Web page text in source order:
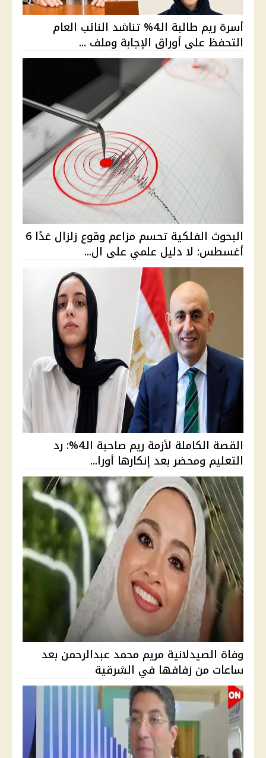
أسرة ريم طالبة الـ4% تناشد النائب العام
التحفظ على أوراق الإجابة وملف ...
البحوث الفلكية تحسم مزاعم وقوع زلزال غدًا 6
أغسطس: لا دليل علمي على ال...
القصة الكاملة لأزمة ريم صاحبة الـ4%: رد
التعليم ومحضر بعد إنكارها أورا...
وفاة الصيدلانية مريم محمد عبدالرحمن بعد
ساعات من زفافها في الشرقية